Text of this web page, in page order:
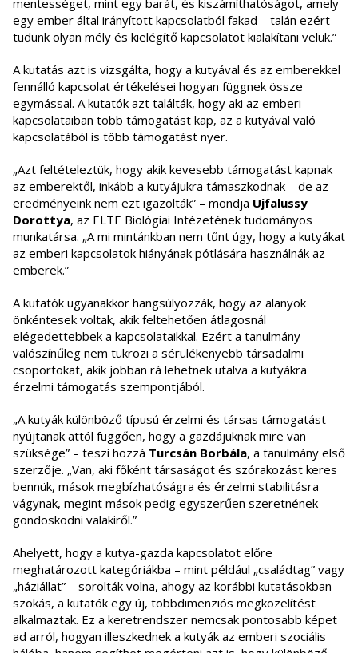
mentességet, mint egy barát, és kiszámíthatóságot, amely
egy ember által irányított kapcsolatból fakad – talán ezért
tudunk olyan mély és kielégítő kapcsolatot kialakítani velük.”
A kutatás azt is vizsgálta, hogy a kutyával és az emberekkel
fennálló kapcsolat értékelései hogyan függnek össze
egymással. A kutatók azt találták, hogy aki az emberi
kapcsolataiban több támogatást kap, az a kutyával való
kapcsolatából is több támogatást nyer.
„Azt feltételeztük, hogy akik kevesebb támogatást kapnak
az emberektől, inkább a kutyájukra támaszkodnak – de az
eredményeink nem ezt igazolták” – mondja Ujfalussy
Dorottya, az ELTE Biológiai Intézetének tudományos
munkatársa. „A mi mintánkban nem tűnt úgy, hogy a kutyákat
az emberi kapcsolatok hiányának pótlására használnák az
emberek.”
A kutatók ugyanakkor hangsúlyozzák, hogy az alanyok
önkéntesek voltak, akik feltehetően átlagosnál
elégedettebbek a kapcsolataikkal. Ezért a tanulmány
valószínűleg nem tükrözi a sérülékenyebb társadalmi
csoportokat, akik jobban rá lehetnek utalva a kutyákra
érzelmi támogatás szempontjából.
„A kutyák különböző típusú érzelmi és társas támogatást
nyújtanak attól függően, hogy a gazdájuknak mire van
szüksége” – teszi hozzá Turcsán Borbála, a tanulmány első
szerzője. „Van, aki főként társaságot és szórakozást keres
bennük, mások megbízhatóságra és érzelmi stabilitásra
vágynak, megint mások pedig egyszerűen szeretnének
gondoskodni valakiről.”
Ahelyett, hogy a kutya-gazda kapcsolatot előre
meghatározott kategóriákba – mint például „családtag” vagy
„háziállat” – sorolták volna, ahogy az korábbi kutatásokban
szokás, a kutatók egy új, többdimenziós megközelítést
alkalmaztak. Ez a keretrendszer nemcsak pontosabb képet
ad arról, hogyan illeszkednek a kutyák az emberi szociális